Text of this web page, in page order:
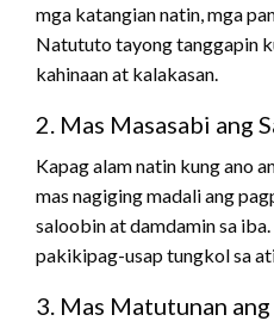
mga katangian natin, mga
Natututo tayong tanggapin
kahinaan at kalakasan.
2. Mas Masasabi ang
Kapag alam natin kung ano
mas nagiging madali ang
saloobin at damdamin sa
pakikipag-usap tungkol sa
3. Mas Matutunan ang